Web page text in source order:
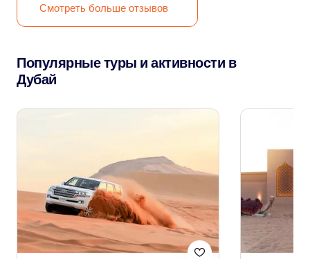
Смотреть больше отзывов
Популярные туры и активности в
Дубай